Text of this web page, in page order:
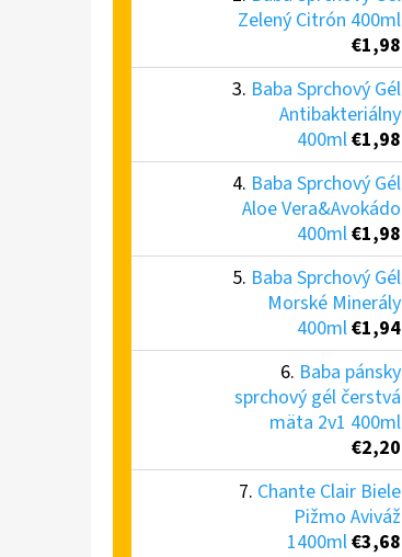
Zelený Citrón 400ml
€1,98
Baba Sprchový Gél
Antibakteriálny
400ml€1,98
Baba Sprchový Gél
Aloe Vera&Avokádo
400ml€1,98
Baba Sprchový Gél
Morské Minerály
400ml€1,94
Baba pánsky
sprchový gél čerstvá
mäta 2v1 400ml
€2,20
Chante Clair Biele
Pižmo Aviváž
1400ml€3,68